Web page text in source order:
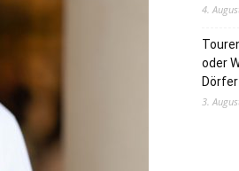
4.
oder
3.